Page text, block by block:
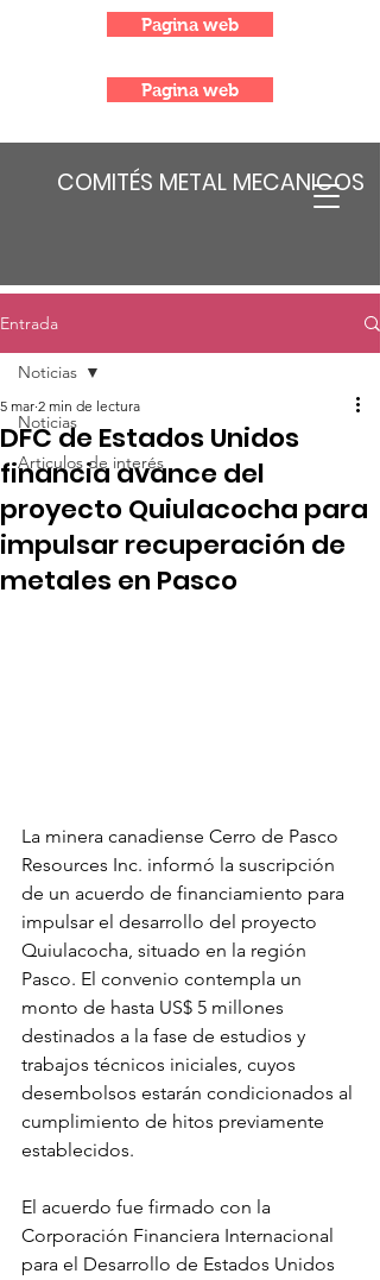
COMITÉS METAL MECANICOS
Pagina web
Pagina web
Entrada
Noticias
Articulos de interés
Noticias
DFC de Estados Unidos
financia avance del
proyecto Quiulacocha para
impulsar recuperación de
metales en Pasco
5 mar 2 min de lectura
La minera canadiense Cerro de Pasco
Resources Inc. informó la suscripción
de un acuerdo de financiamiento para
impulsar el desarrollo del proyecto
Quiulacocha, situado en la región
Pasco. El convenio contempla un
monto de hasta US$ 5 millones
destinados a la fase de estudios y
trabajos técnicos iniciales, cuyos
desembolsos estarán condicionados al
cumplimiento de hitos previamente
establecidos.
El acuerdo fue firmado con la
Corporación Financiera Internacional
para el Desarrollo de Estados Unidos